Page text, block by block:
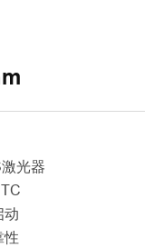
光器
动
性